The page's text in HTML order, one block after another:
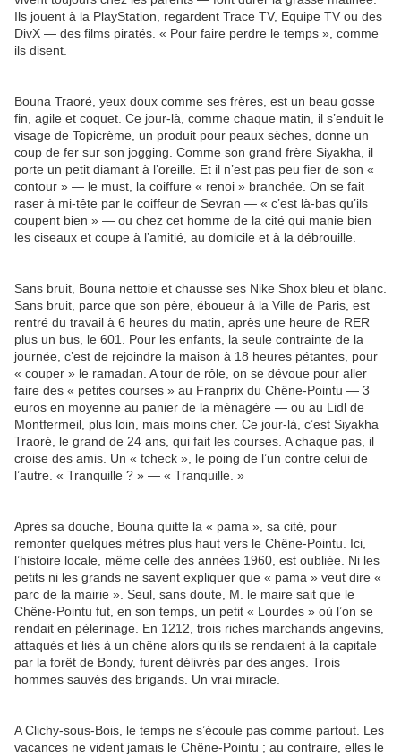
Ils jouent à la PlayStation, regardent Trace TV, Equipe TV ou des
DivX — des films piratés. « Pour faire perdre le temps », comme
ils disent.
Bouna Traoré, yeux doux comme ses frères, est un beau gosse
fin, agile et coquet. Ce jour-là, comme chaque matin, il s’enduit le
visage de Topicrème, un produit pour peaux sèches, donne un
coup de fer sur son jogging. Comme son grand frère Siyakha, il
porte un petit diamant à l’oreille. Et il n’est pas peu fier de son «
contour » — le must, la coiffure « renoi » branchée. On se fait
raser à mi-tête par le coiffeur de Sevran — « c’est là-bas qu’ils
coupent bien » — ou chez cet homme de la cité qui manie bien
les ciseaux et coupe à l’amitié, au domicile et à la débrouille.
Sans bruit, Bouna nettoie et chausse ses Nike Shox bleu et blanc.
Sans bruit, parce que son père, éboueur à la Ville de Paris, est
rentré du travail à 6 heures du matin, après une heure de RER
plus un bus, le 601. Pour les enfants, la seule contrainte de la
journée, c’est de rejoindre la maison à 18 heures pétantes, pour
« couper » le ramadan. A tour de rôle, on se dévoue pour aller
faire des « petites courses » au Franprix du Chêne-Pointu — 3
euros en moyenne au panier de la ménagère — ou au Lidl de
Montfermeil, plus loin, mais moins cher. Ce jour-là, c’est Siyakha
Traoré, le grand de 24 ans, qui fait les courses. A chaque pas, il
croise des amis. Un « tcheck », le poing de l’un contre celui de
l’autre. « Tranquille ? » — « Tranquille. »
Après sa douche, Bouna quitte la « pama », sa cité, pour
remonter quelques mètres plus haut vers le Chêne-Pointu. Ici,
l’histoire locale, même celle des années 1960, est oubliée. Ni les
petits ni les grands ne savent expliquer que « pama » veut dire «
parc de la mairie ». Seul, sans doute, M. le maire sait que le
Chêne-Pointu fut, en son temps, un petit « Lourdes » où l’on se
rendait en pèlerinage. En 1212, trois riches marchands angevins,
attaqués et liés à un chêne alors qu’ils se rendaient à la capitale
par la forêt de Bondy, furent délivrés par des anges. Trois
hommes sauvés des brigands. Un vrai miracle.
A Clichy-sous-Bois, le temps ne s’écoule pas comme partout. Les
vacances ne vident jamais le Chêne-Pointu ; au contraire, elles le